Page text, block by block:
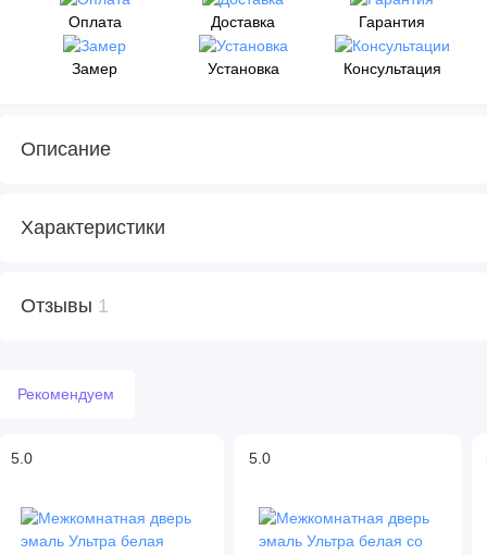
Оплата Доставка Гарантия
Замер Установка Консультация
Описание
Характеристики
Отзывы 1
Рекомендуем
5.0 5.0